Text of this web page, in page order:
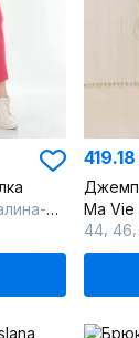
белый
Ma Vie
44 46